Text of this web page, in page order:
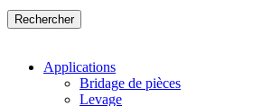
Applications
Bridage de pièces
Levage